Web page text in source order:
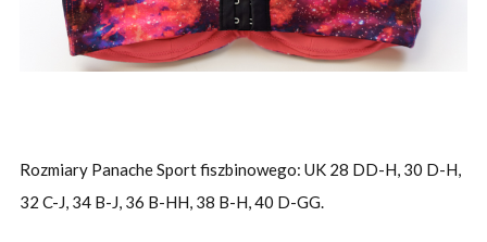
Rozmiary Panache Sport fiszbinowego: UK 28 DD-H, 30 D-H,
32 C-J, 34 B-J, 36 B-HH, 38 B-H, 40 D-GG.